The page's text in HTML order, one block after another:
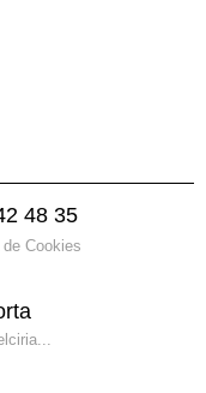
48 35
Cookies